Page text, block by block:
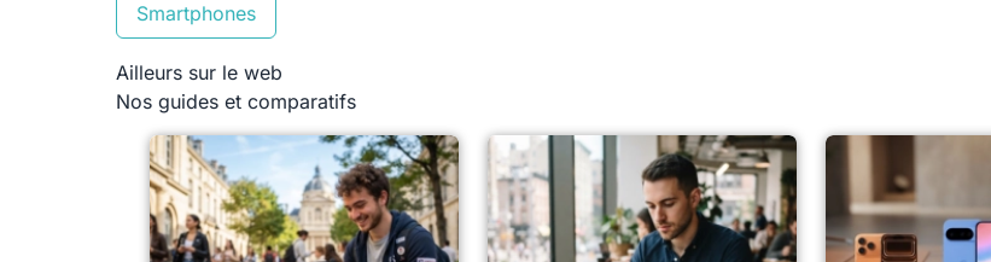
Smartphones
Ailleurs sur le web
Nos guides et comparatifs